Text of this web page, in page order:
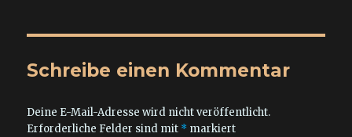
Schreibe einen Kommentar
Deine E-Mail-Adresse wird nicht veröffentlicht.
Erforderliche Felder sind mit * markiert